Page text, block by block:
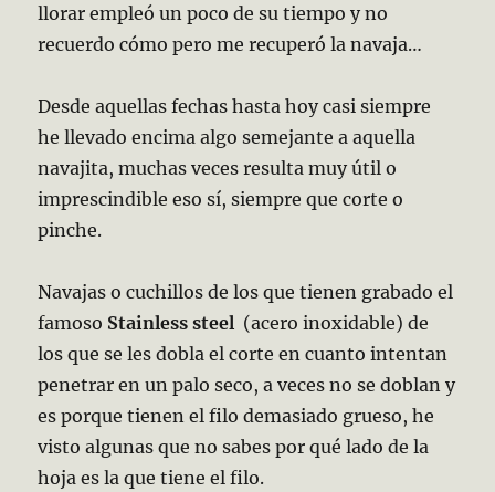
llorar empleó un poco de su tiempo y no
recuerdo cómo pero me recuperó la navaja…
Desde aquellas fechas hasta hoy casi siempre
he llevado encima algo semejante a aquella
navajita, muchas veces resulta muy útil o
imprescindible eso sí, siempre que corte o
pinche.
Navajas o cuchillos de los que tienen grabado el
famoso Stainless steel (acero inoxidable) de
los que se les dobla el corte en cuanto intentan
penetrar en un palo seco, a veces no se doblan y
es porque tienen el filo demasiado grueso, he
visto algunas que no sabes por qué lado de la
hoja es la que tiene el filo.